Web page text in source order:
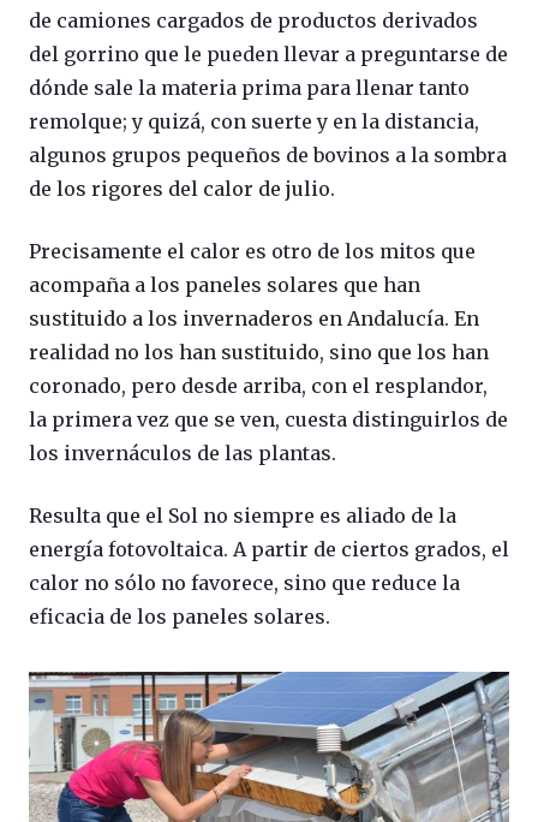
de camiones cargados de productos derivados
del gorrino que le pueden llevar a preguntarse de
dónde sale la materia prima para llenar tanto
remolque; y quizá, con suerte y en la distancia,
algunos grupos pequeños de bovinos a la sombra
de los rigores del calor de julio.
Precisamente el calor es otro de los mitos que
acompaña a los paneles solares que han
sustituido a los invernaderos en Andalucía. En
realidad no los han sustituido, sino que los han
coronado, pero desde arriba, con el resplandor,
la primera vez que se ven, cuesta distinguirlos de
los invernáculos de las plantas.
Resulta que el Sol no siempre es aliado de la
energía fotovoltaica. A partir de ciertos grados, el
calor no sólo no favorece, sino que reduce la
eficacia de los paneles solares.